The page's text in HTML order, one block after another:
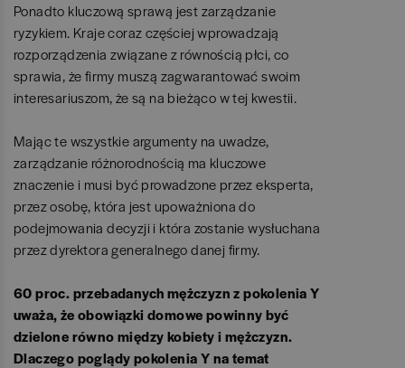
Ponadto kluczową sprawą jest zarządzanie
ryzykiem. Kraje coraz częściej wprowadzają
rozporządzenia związane z równością płci, co
sprawia, że firmy muszą zagwarantować swoim
interesariuszom, że są na bieżąco w tej kwestii.
Mając te wszystkie argumenty na uwadze,
zarządzanie różnorodnością ma kluczowe
znaczenie i musi być prowadzone przez eksperta,
przez osobę, która jest upoważniona do
podejmowania decyzji i która zostanie wysłuchana
przez dyrektora generalnego danej firmy.
60 proc. przebadanych mężczyzn z pokolenia Y
uważa, że obowiązki domowe powinny być
dzielone równo między kobiety i mężczyzn.
Dlaczego poglądy pokolenia Y na temat